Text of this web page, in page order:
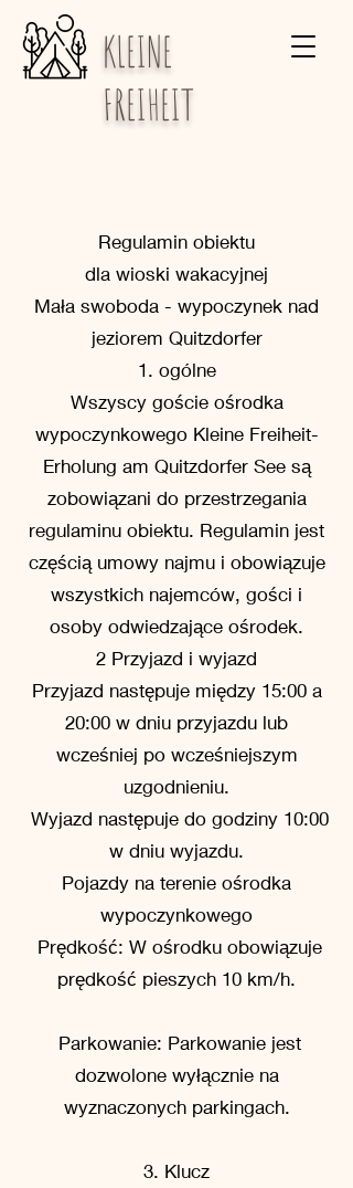
KLEINE
FREIHEIT
Regulamin obiektu
dla wioski wakacyjnej
Mała swoboda - wypoczynek nad
jeziorem Quitzdorfer
1. ogólne
Wszyscy goście ośrodka
wypoczynkowego Kleine Freiheit-
Erholung am Quitzdorfer See są
zobowiązani do przestrzegania
regulaminu obiektu. Regulamin jest
częścią umowy najmu i obowiązuje
wszystkich najemców, gości i
osoby odwiedzające ośrodek.
2 Przyjazd i wyjazd
Przyjazd następuje między 15:00 a
20:00 w dniu przyjazdu lub
wcześniej po wcześniejszym
uzgodnieniu.
Wyjazd następuje do godziny 10:00
w dniu wyjazdu.
Pojazdy na terenie ośrodka
wypoczynkowego
Prędkość: W ośrodku obowiązuje
prędkość pieszych 10 km/h.
Parkowanie: Parkowanie jest
dozwolone wyłącznie na
wyznaczonych parkingach.
3. Klucz